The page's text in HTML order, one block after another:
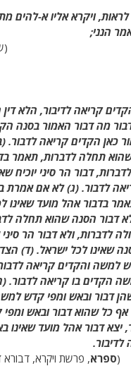
ויקרא אליו א-להים
הנני;
ג,
קריאה לדיבור, הלא
מה דבור האמור בסנה
כאן הקדים קריאה
תחלה לדברות, תאמר
דבור הר סיני יוכיח
לדבור. (ג) לא אם אמרת
בדבור אהל מועד שאינו
דבור הסנה שהוא תחלה
לדברות, ולא דבור הר
שאינו לכל ישראל. (ד)
למשה והקדים קריאה
הקדים בו קריאה לדבור.
דבור ובאש ומפי קדש
אף כל שהוא דבור ובאש
יצא דבור אהל מועד שאינו
ספרא, פרשת ויקרא,